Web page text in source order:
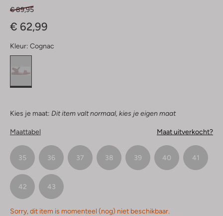
€ 89,95
€ 62,99
Kleur: Cognac
Kies je maat: Dit item valt normaal, kies je eigen maat
Maattabel Maat uitverkocht?
35 36 37 38 39 40 41
42 43
Sorry, dit item is momenteel (nog) niet beschikbaar.